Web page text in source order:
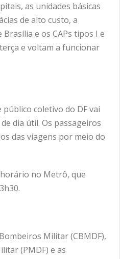
as unidades básicas
de alto custo, a
e os CAPs tipos I e
e voltam a funcionar
coletivo do DF vai
dia útil. Os passageiros
das viagens por meio do
no Metrô, que
Militar (CBMDF),
(PMDF) e as